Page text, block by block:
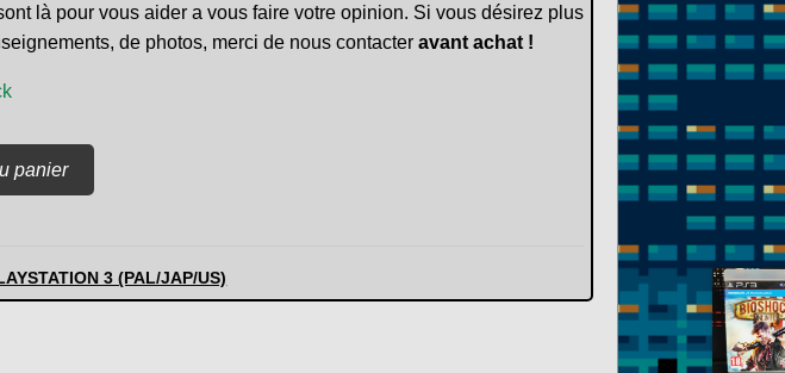
là pour vous aider a vous faire votre opinion. Si vous désirez plus
de photos, merci de nous contacteravant achat !
panier
3 (PAL/JAP/US)